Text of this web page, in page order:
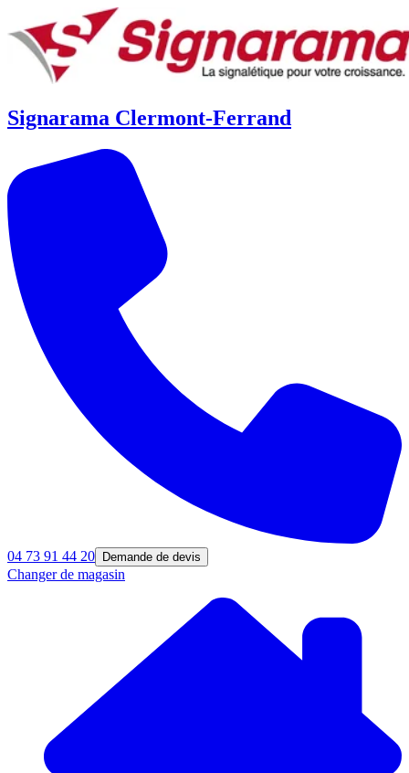
Signarama Clermont-Ferrand
04 73 91 44 20 Demande de devis
Changer de magasin